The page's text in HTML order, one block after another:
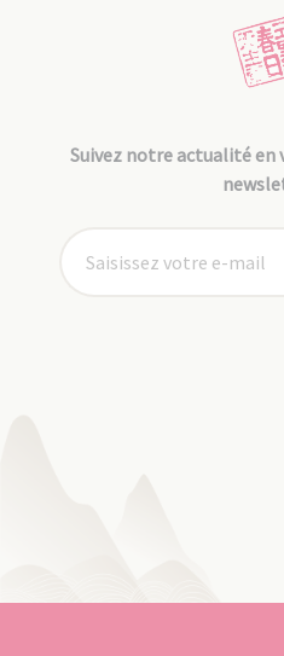
Suivez notre actualité en